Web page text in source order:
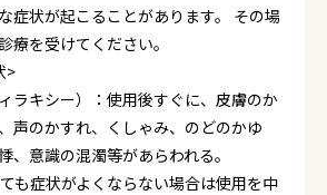
症状が起こることがあります。 その場
療を受けてください。
>
ラキシー）：使用後すぐに、皮膚のか
声のかすれ、くしゃみ、のどのかゆ
、意識の混濁等があらわれる。
も症状がよくならない場合は使用を中